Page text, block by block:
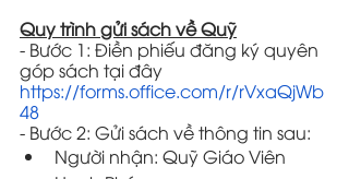
Quy trình gửi sách về Quỹ
- Bước 1: Điền phiếu đăng ký quyên
góp sách tại đây
https://forms.office.com/r/rVxaQjWb
48
- Bước 2: Gửi sách về thông tin sau:
Người nhận: Quỹ Giáo Viên